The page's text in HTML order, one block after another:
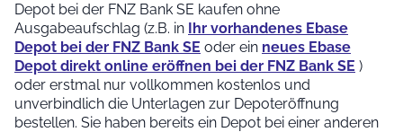
Depot bei der FNZ Bank SE kaufen ohne
Ausgabeaufschlag (z.B. in Ihr vorhandenes Ebase
Depot bei der FNZ Bank SE oder ein neues Ebase
Depot direkt online eröffnen bei der FNZ Bank SE )
oder erstmal nur vollkommen kostenlos und
unverbindlich die Unterlagen zur Depoteröffnung
bestellen. Sie haben bereits ein Depot bei einer anderen